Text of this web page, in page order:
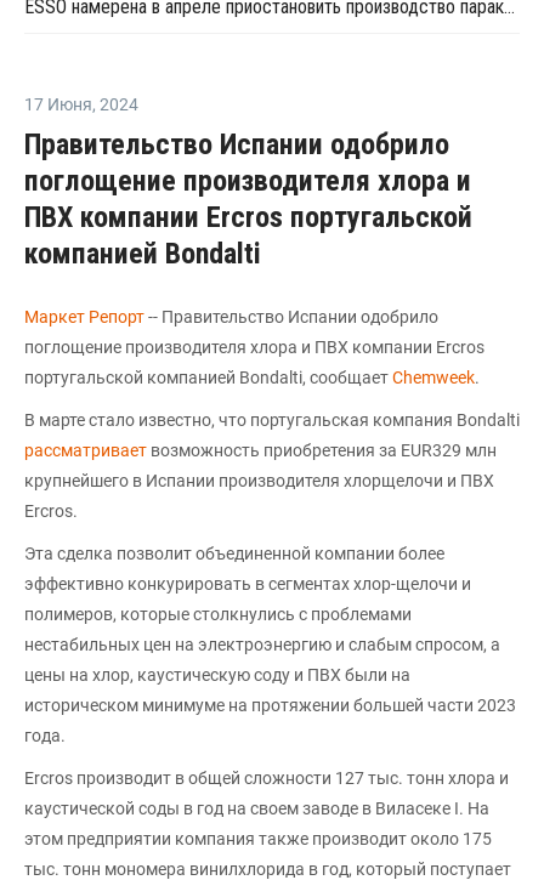
ESSO намерена в апреле приостановить производство параксилола в Таиланде
17 Июня, 2024
Правительство Испании одобрило
поглощение производителя хлора и
ПВХ компании Ercros португальской
компанией Bondalti
Маркет Репорт-- Правительство Испании одобрило
поглощение производителя хлора и ПВХ компании Ercros
португальской компанией Bondalti, сообщаетChemweek.
В марте стало известно, что португальская компания Bondalti
рассматривает возможность приобретения за EUR329 млн
крупнейшего в Испании производителя хлорщелочи и ПВХ
Ercros.
Эта сделка позволит объединенной компании более
эффективно конкурировать в сегментах хлор-щелочи и
полимеров, которые столкнулись с проблемами
нестабильных цен на электроэнергию и слабым спросом, а
цены на хлор, каустическую соду и ПВХ были на
историческом минимуме на протяжении большей части 2023
года.
Ercros производит в общей сложности 127 тыс. тонн хлора и
каустической соды в год на своем заводе в Виласеке I. На
этом предприятии компания также производит около 175
тыс. тонн мономера винилхлорида в год, который поступает